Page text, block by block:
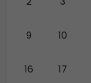
9 10
16 17